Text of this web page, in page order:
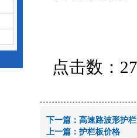
点击数：
下一篇： 高速路波形护
上一篇： 护栏板价格